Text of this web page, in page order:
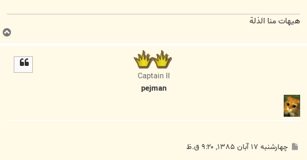
هیهات منا الذلة
ب
ا
Captain II
pejman
پ چهارشنبه ۱۷ آبان ۱۳۸۵, ۹:۲۰ ق.ظ